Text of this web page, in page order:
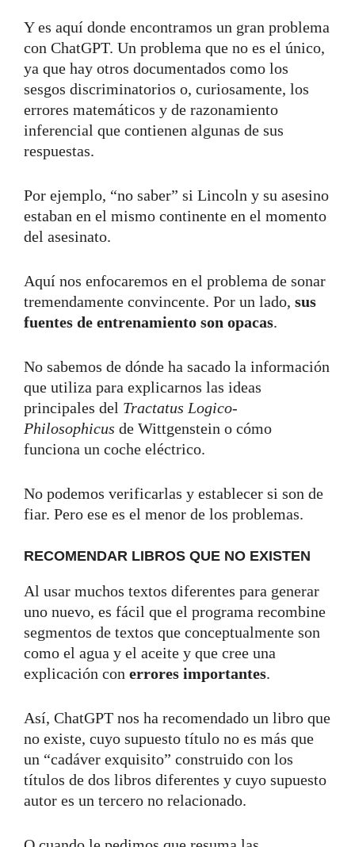
Y es aquí donde encontramos un gran problema
con ChatGPT. Un problema que no es el único,
ya que hay otros documentados como los
sesgos discriminatorios o, curiosamente, los
errores matemáticos y de razonamiento
inferencial que contienen algunas de sus
respuestas.
Por ejemplo, “no saber” si Lincoln y su asesino
estaban en el mismo continente en el momento
del asesinato.
Aquí nos enfocaremos en el problema de sonar
tremendamente convincente. Por un lado, sus
fuentes de entrenamiento son opacas.
No sabemos de dónde ha sacado la información
que utiliza para explicarnos las ideas
principales del Tractatus Logico-
Philosophicus de Wittgenstein o cómo
funciona un coche eléctrico.
No podemos verificarlas y establecer si son de
fiar. Pero ese es el menor de los problemas.
RECOMENDAR LIBROS QUE NO EXISTEN
Al usar muchos textos diferentes para generar
uno nuevo, es fácil que el programa recombine
segmentos de textos que conceptualmente son
como el agua y el aceite y que cree una
explicación con errores importantes.
Así, ChatGPT nos ha recomendado un libro que
no existe, cuyo supuesto título no es más que
un “cadáver exquisito” construido con los
títulos de dos libros diferentes y cuyo supuesto
autor es un tercero no relacionado.